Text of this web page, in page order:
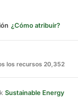
¿Cómo atribuir?
los recursos 20,352
Sustainable Energy